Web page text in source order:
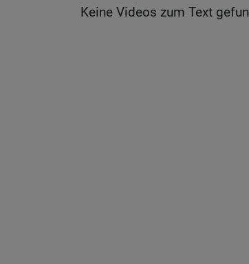
Keine Videos zum Text